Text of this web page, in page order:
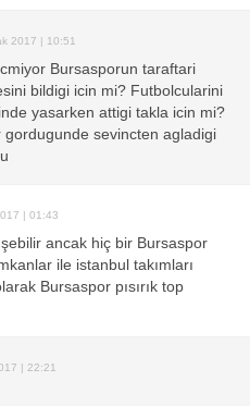
2017 | 10:51
Bursasporun taraftari
bildigi icin mi? Futbolcularini
yasarken attigi takla icin mi?
sevincten agladigi
| 01:43
ancak hiç bir Bursaspor
ile istanbul takımları
Bursaspor pısırık top
| 22:21